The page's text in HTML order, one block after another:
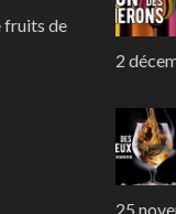
fruits de
2
25